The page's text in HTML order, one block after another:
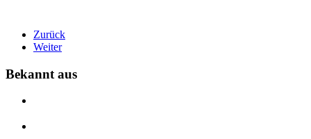
Zurück
Weiter
Bekannt aus